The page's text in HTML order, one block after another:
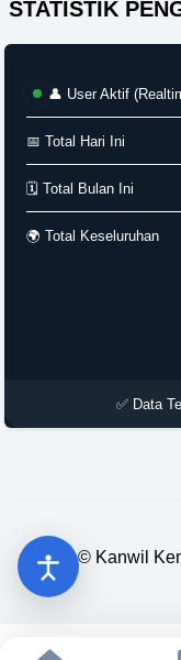
STATISTIK
👤 User Aktif
📅 Total Hari Ini
🗓️ Total Bulan Ini
🌍 Total Keseluruhan
✅ Data
2023 © Kanwil